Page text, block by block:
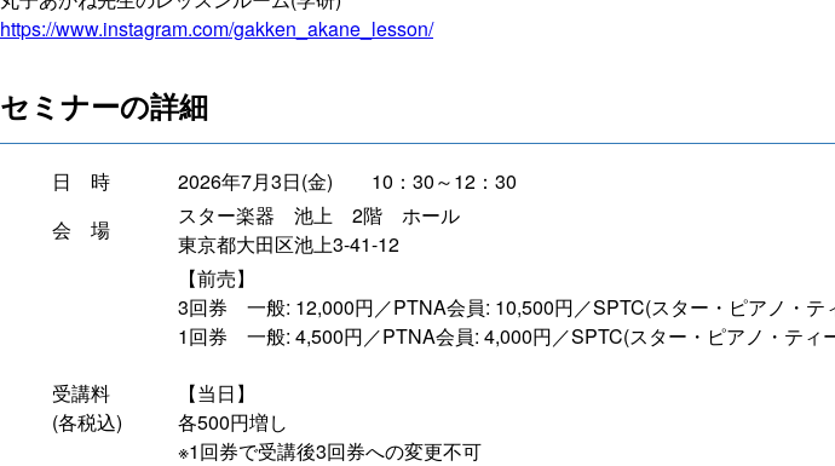
https://www.instagram.com/gakken_akane_lesson/
セミナーの詳細
日 時
2026年7月3日(金) 10：30～12：30
会 場
スター楽器 池上 2階 ホール
東京都大田区池上3-41-12
受講料
(各税込)
【前売】
3回券 一般: 12,000円／PTNA会員: 10,500円／SPTC(スター・ピアノ・テ
1回券 一般: 4,500円／PTNA会員: 4,000円／SPTC(スター・ピアノ・ティ
【当日】
各500円増し
※1回券で受講後3回券への変更不可